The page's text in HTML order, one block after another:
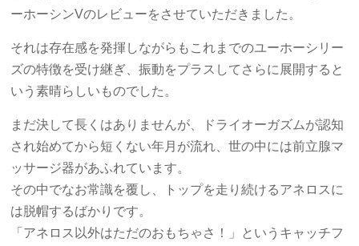
ーホーシンVのレビューをさせていただきました。
それは存在感を発揮しながらもこれまでのユーホーシリー
ズの特徴を受け継ぎ、振動をプラスしてさらに展開すると
いう素晴らしいものでした。
まだ決して長くはありませんが、ドライオーガズムが認知
され始めてから短くない年月が流れ、世の中には前立腺マ
ッサージ器があふれています。
その中でなお常識を覆し、トップを走り続けるアネロスに
は脱帽するばかりです。
「アネロス以外はただのおもちゃさ！」というキャッチフ